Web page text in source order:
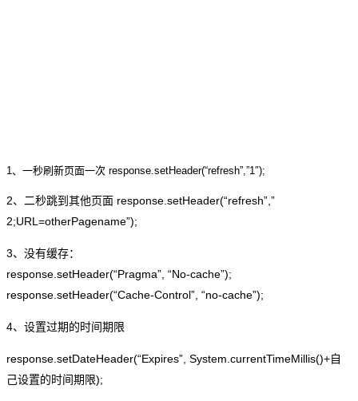
1、一秒刷新页面一次 response.setHeader(“refresh”,”1″);
2、二秒跳到其他页面 response.setHeader(“refresh”,”
2;URL=otherPagename”);
3、没有缓存：
response.setHeader(“Pragma”, “No-cache”);
response.setHeader(“Cache-Control”, “no-cache”);
4、设置过期的时间期限
response.setDateHeader(“Expires”, System.currentTimeMillis()+自
己设置的时间期限);